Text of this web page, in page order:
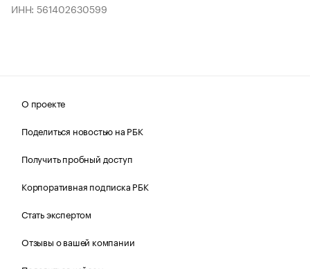
ИНН: 561402630599
О проекте
Поделиться новостью на РБК
Получить пробный доступ
Корпоративная подписка РБК
Стать экспертом
Отзывы о вашей компании